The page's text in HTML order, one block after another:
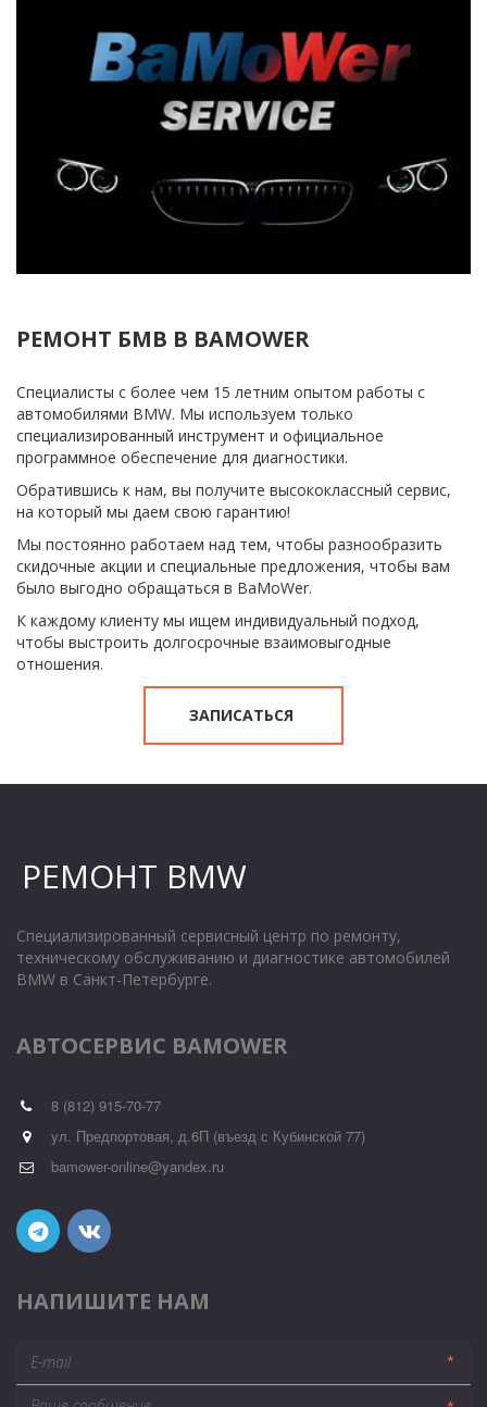
РЕМОНТ БМВ В BAMOWER
Cпециалисты с более чем 15 летним опытом работы с
автомобилями BMW. Мы используем только
специализированный инструмент и официальное
программное обеспечение для диагностики.
Обратившись к нам, вы получите высококлассный сервис,
на который мы даем свою гарантию!
Мы постоянно работаем над тем, чтобы разнообразить
скидочные акции и специальные предложения, чтобы вам
было выгодно обращаться в BaMoWer.
К каждому клиенту мы ищем индивидуальный подход,
чтобы выстроить долгосрочные взаимовыгодные
отношения.
ЗАПИСАТЬСЯ
РЕМОНТ BMW
Специализированный сервисный центр по ремонту,
техническому обслуживанию и диагностике автомобилей
BMW в Санкт-Петербурге.
АВТОСЕРВИС BAMOWER
8 (812) 915-70-77
ул. Предпортовая, д.6П (въезд с Кубинской 77)
bamower-online@yandex.ru
НАПИШИТЕ НАМ
*